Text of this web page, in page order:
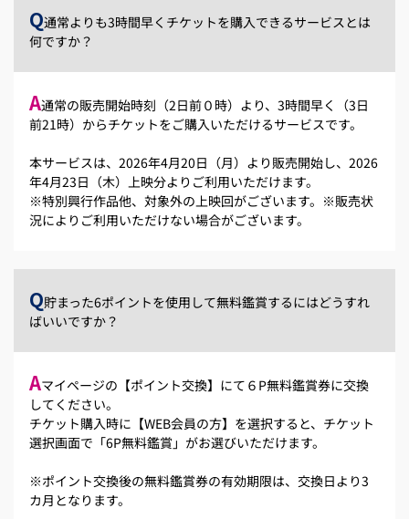
Q通常よりも3時間早くチケットを購入できるサービスとは
何ですか？
A通常の販売開始時刻（2日前０時）より、3時間早く（3日
前21時）からチケットをご購入いただけるサービスです。
本サービスは、2026年4月20日（月）より販売開始し、2026
年4月23日（木）上映分よりご利用いただけます。
※特別興行作品他、対象外の上映回がございます。※販売状
況によりご利用いただけない場合がございます。
Q貯まった6ポイントを使用して無料鑑賞するにはどうすれ
ばいいですか？
Aマイページの【ポイント交換】にて６P無料鑑賞券に交換
してください。
チケット購入時に【WEB会員の方】を選択すると、チケット
選択画面で「6P無料鑑賞」がお選びいただけます。
※ポイント交換後の無料鑑賞券の有効期限は、交換日より3
カ月となります。